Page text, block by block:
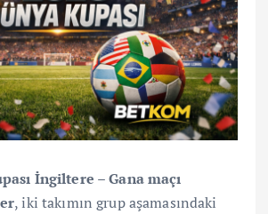
İngiltere – Gana maçı
, iki takımın grup aşamasındaki